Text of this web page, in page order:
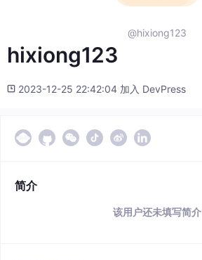
@hixiong123
hixiong123
2023-12-25 22:42:04 加入 DevPress
简介
该用户还未填写简介